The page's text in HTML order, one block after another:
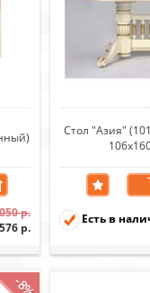
р.
р.
Стол "Азия"
Есть в
-8%